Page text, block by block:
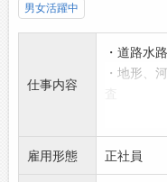
男女活躍中
仕事内容
・道路水
・地形、
【変更の
雇用形態 正社員